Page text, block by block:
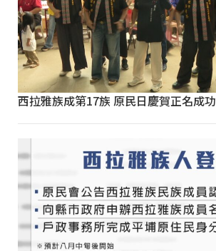
西拉雅族成第17族 原民日慶賀正名成功